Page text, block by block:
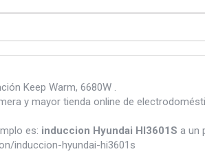
Keep Warm, 6680W .
y mayor tienda online de
es: induccion Hyundai HI3601S a un
induccion-hyundai-hi3601s